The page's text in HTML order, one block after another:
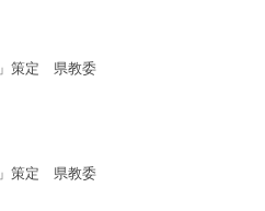
」策定 県教委
」策定 県教委